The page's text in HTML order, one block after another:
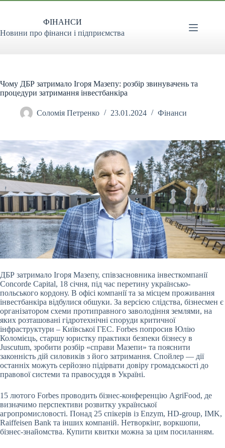
Перейти
ФІНАНСИ
Новини про фінанси і підприємства
Чому ДБР затримало Ігоря Мазепу: розбір звинувачень та
процедури затримання інвестбанкіра
Соломія Петренко 23.01.2024 Фінанси
ДБР затримало Ігоря Мазепу, співзасновника інвесткомпанії
Concorde Capital, 18 січня, під час перетину українсько-
польського кордону. В офісі компанії та за місцем проживання
інвестбанкіра відбулися обшуки. За версією слідства, бізнесмен є
організатором схеми протиправного заволодіння землями, на
яких розташовані гідротехнічні споруди критичної
інфраструктури – Київської ГЕС. Forbes попросив Юлію
Коломієць, старшу юристку практики безпеки бізнесу в
Juscutum, зробити розбір «справи Мазепи» та пояснити
законність дій силовиків з його затримання. Спойлер — дії
останніх можуть серйозно підірвати довіру громадськості до
правової системи та правосуддя в Україні.
15 лютого Forbes проводить бізнес-конференцію AgriFood, де
визначимо перспективи розвитку української
агропромисловості. Понад 25 cпікерів із Enzym, HD-group, IMK,
Raiffeisen Bank та інших компаній. Нетворкінг, воркшопи,
бізнес-знайомства. Купити квитки можна за цим посиланням.